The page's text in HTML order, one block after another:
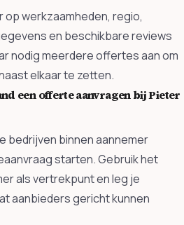
op werkzaamheden, regio,
en beschikbare reviews
nodig meerdere offertes aan om
elkaar te zetten.
een offerte aanvragen bij Pieter
bedrijven binnen aannemer
starten. Gebruik het
als vertrekpunt en leg je
aanbieders gericht kunnen